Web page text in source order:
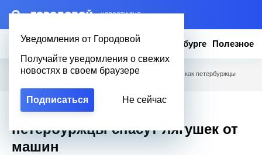
– НОВОСТИ ДНЯ
Уведомления от Городовой
Получайте уведомления о свежих
новостях в своем браузере
Подписаться Не сейчас
Новости Эксклюзив Вопросы о Петербурге Полезное
Городовой Новости Петербурга / Массовая миграция: как петербуржцы
Массовая миграция: как
петербуржцы спасут лягушек от
машин